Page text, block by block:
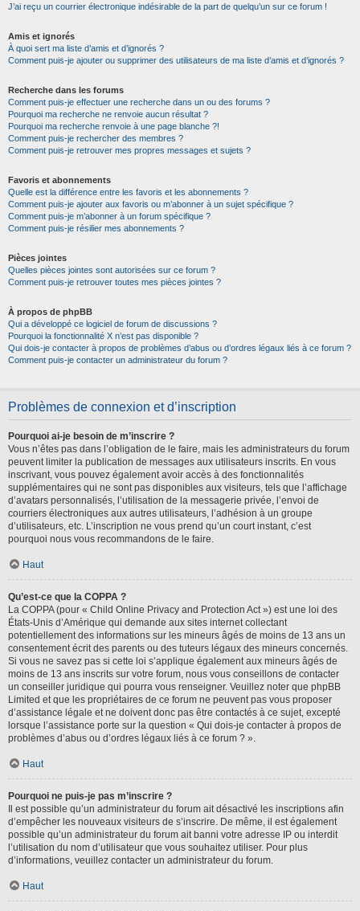
J’ai reçu un courrier électronique indésirable de la part de quelqu’un sur ce forum !
Amis et ignorés
À quoi sert ma liste d’amis et d’ignorés ?
Comment puis-je ajouter ou supprimer des utilisateurs de ma liste d’amis et d’ignorés ?
Recherche dans les forums
Comment puis-je effectuer une recherche dans un ou des forums ?
Pourquoi ma recherche ne renvoie aucun résultat ?
Pourquoi ma recherche renvoie à une page blanche ?!
Comment puis-je rechercher des membres ?
Comment puis-je retrouver mes propres messages et sujets ?
Favoris et abonnements
Quelle est la différence entre les favoris et les abonnements ?
Comment puis-je ajouter aux favoris ou m’abonner à un sujet spécifique ?
Comment puis-je m’abonner à un forum spécifique ?
Comment puis-je résilier mes abonnements ?
Pièces jointes
Quelles pièces jointes sont autorisées sur ce forum ?
Comment puis-je retrouver toutes mes pièces jointes ?
À propos de phpBB
Qui a développé ce logiciel de forum de discussions ?
Pourquoi la fonctionnalité X n’est pas disponible ?
Qui dois-je contacter à propos de problèmes d’abus ou d’ordres légaux liés à ce forum ?
Comment puis-je contacter un administrateur du forum ?
Problèmes de connexion et d’inscription
Pourquoi ai-je besoin de m’inscrire ?
Vous n’êtes pas dans l’obligation de le faire, mais les administrateurs du forum
peuvent limiter la publication de messages aux utilisateurs inscrits. En vous
inscrivant, vous pouvez également avoir accès à des fonctionnalités
supplémentaires qui ne sont pas disponibles aux visiteurs, tels que l’affichage
d’avatars personnalisés, l’utilisation de la messagerie privée, l’envoi de
courriers électroniques aux autres utilisateurs, l’adhésion à un groupe
d’utilisateurs, etc. L’inscription ne vous prend qu’un court instant, c’est
pourquoi nous vous recommandons de le faire.
Haut
Qu’est-ce que la COPPA ?
La COPPA (pour « Child Online Privacy and Protection Act ») est une loi des
États-Unis d’Amérique qui demande aux sites internet collectant
potentiellement des informations sur les mineurs âgés de moins de 13 ans un
consentement écrit des parents ou des tuteurs légaux des mineurs concernés.
Si vous ne savez pas si cette loi s’applique également aux mineurs âgés de
moins de 13 ans inscrits sur votre forum, nous vous conseillons de contacter
un conseiller juridique qui pourra vous renseigner. Veuillez noter que phpBB
Limited et que les propriétaires de ce forum ne peuvent pas vous proposer
d’assistance légale et ne doivent donc pas être contactés à ce sujet, excepté
lorsque l’assistance porte sur la question « Qui dois-je contacter à propos de
problèmes d’abus ou d’ordres légaux liés à ce forum ? ».
Haut
Pourquoi ne puis-je pas m’inscrire ?
Il est possible qu’un administrateur du forum ait désactivé les inscriptions afin
d’empêcher les nouveaux visiteurs de s’inscrire. De même, il est également
possible qu’un administrateur du forum ait banni votre adresse IP ou interdit
l’utilisation du nom d’utilisateur que vous souhaitez utiliser. Pour plus
d’informations, veuillez contacter un administrateur du forum.
Haut